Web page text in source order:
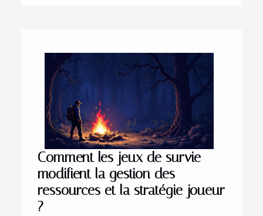
Comment les jeux de survie
modifient la gestion des
ressources et la stratégie joueur
?